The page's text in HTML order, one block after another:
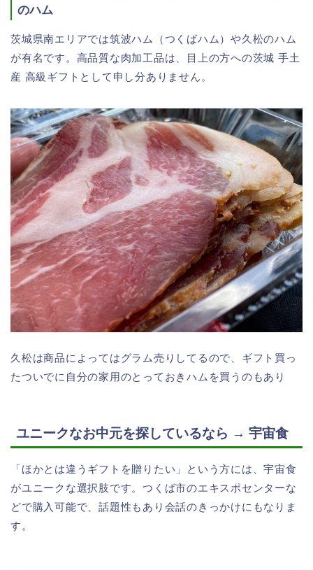
のハム
茨城県南エリアでは筑波ハム（つくばハム）や久松のハム
が有名です。高品質な肉加工品は、目上の方への茨城 手土
産 高級ギフトとして申し分ありません。
久松は商品によってはグラム売りしてるので、ギフト買っ
たついでに自分の家用のとっておきハムを買うのもあり
ユニークなお中元を探しているなら → 宇宙食
「ほかとは違うギフトを贈りたい」という方には、宇宙食
がユニークな選択肢です。つくば市のエキスポセンターな
どで購入可能で、話題性もあり会話のきっかけにもなりま
す。